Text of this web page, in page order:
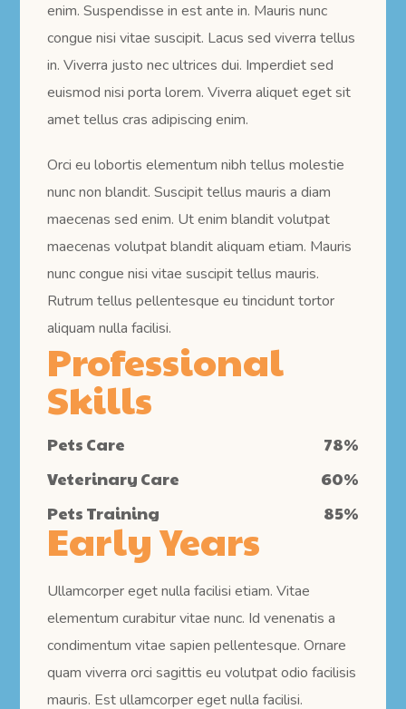
enim. Suspendisse in est ante in. Mauris nunc
congue nisi vitae suscipit. Lacus sed viverra tellus
in. Viverra justo nec ultrices dui. Imperdiet sed
euismod nisi porta lorem. Viverra aliquet eget sit
amet tellus cras adipiscing enim.
Orci eu lobortis elementum nibh tellus molestie
nunc non blandit. Suscipit tellus mauris a diam
maecenas sed enim. Ut enim blandit volutpat
maecenas volutpat blandit aliquam etiam. Mauris
nunc congue nisi vitae suscipit tellus mauris.
Rutrum tellus pellentesque eu tincidunt tortor
aliquam nulla facilisi.
Professional
Skills
Pets Care 78%
Veterinary Care
60%
Pets Training
85%
Early Years
Ullamcorper eget nulla facilisi etiam. Vitae
elementum curabitur vitae nunc. Id venenatis a
condimentum vitae sapien pellentesque. Ornare
quam viverra orci sagittis eu volutpat odio facilisis
mauris. Est ullamcorper eget nulla facilisi.